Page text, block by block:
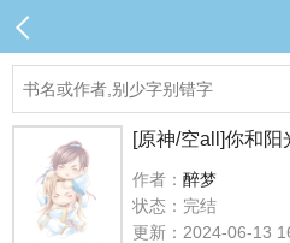
[原神/空all]你和阳
作者： 醉梦
状态：完结
更新：2024-06-13